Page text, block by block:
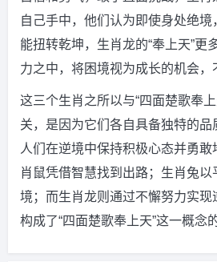
自己手中，他们认为即使身处绝
能扭转乾坤，生肖龙的“奉上天”更
力之中，将困境视为成长的机会，
这三个生肖之所以与“四面楚歌奉
关，是因为它们各自具备独特的品
人们在逆境中保持积极心态并勇
肖鼠凭借智慧找到出路；生肖兔以
境；而生肖龙则通过不懈努力实现
构成了“四面楚歌奉上天”这一概念